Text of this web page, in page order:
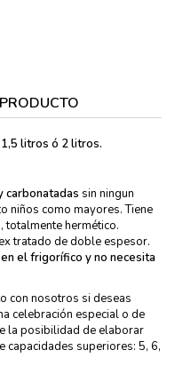
litros ó 2 litros.
carbonatadas sin ningun
niños como mayores. Tiene
totalmente hermético.
tratado de doble espesor.
el frigorífico y no necesita
con nosotros si deseas
celebración especial o de
la posibilidad de elaborar
superiores: 5, 6,